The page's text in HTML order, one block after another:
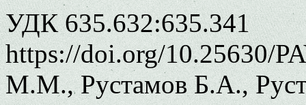
УДК 635.632:635.341
https://doi.org/10.25630/
М.М., Рустамов Б.А.,